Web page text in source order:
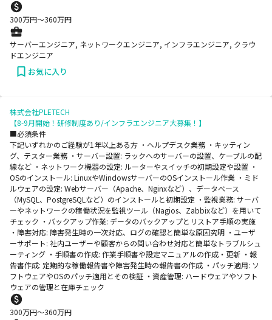
300万円〜360万円
サーバーエンジニア, ネットワークエンジニア, インフラエンジニア, クラウ
ドエンジニア
お気に入り
株式会社PLETECH
【8-9月開始！研修制度あり/インフラエンジニア大募集！】
■必須条件
下記いずれかのご経験が1年以上ある方 ・ヘルプデスク業務 ・キッティン
グ、テスター業務 ・サーバー設置: ラックへのサーバーの設置、ケーブルの配
線など ・ネットワーク機器の設定: ルーターやスイッチの初期設定や設置 ・
OSのインストール: LinuxやWindowsサーバーのOSインストール作業 ・ミド
ルウェアの設定: Webサーバー（Apache、Nginxなど）、データベース
（MySQL、PostgreSQLなど）のインストールと初期設定 ・監視業務: サーバ
ーやネットワークの稼働状況を監視ツール（Nagios、Zabbixなど）を用いて
チェック ・バックアップ作業: データのバックアップとリストア手順の実施
・障害対応: 障害発生時の一次対応、ログの確認と簡単な原因究明 ・ユーザ
ーサポート: 社内ユーザーや顧客からの問い合わせ対応と簡単なトラブルシュ
ーティング ・手順書の作成: 作業手順書や設定マニュアルの作成・更新 ・報
告書作成: 定期的な稼働報告書や障害発生時の報告書の作成 ・パッチ適用: ソ
フトウェアやOSのパッチ適用とその検証 ・資産管理: ハードウェアやソフト
ウェアの管理と在庫チェック
300万円〜360万円